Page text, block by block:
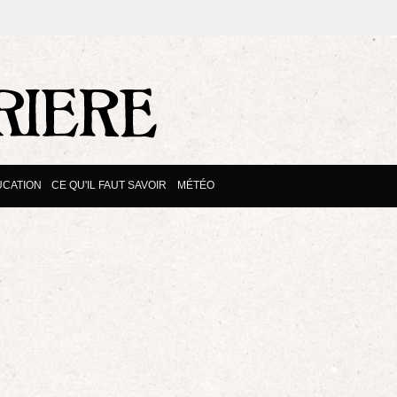
CE QU'IL FAUT SAVOIR MÉTÉO